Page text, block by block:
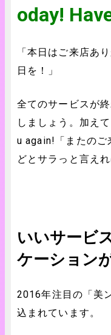
oday!
「本日はご来店あ
日を！」
全てのサービスが
しましょう。加え
u again!「またのご
どとサラっと言え
いいサービ
ケーション
2016年注目の「美
込まれています。